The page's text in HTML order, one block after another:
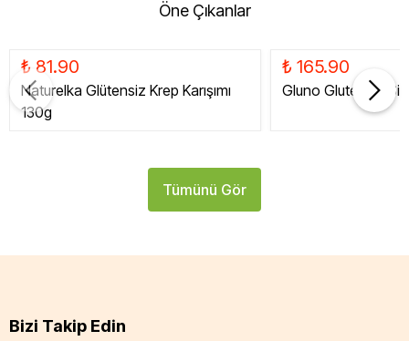
Öne Çıkanlar
₺ 81.90
Naturelka Glütensiz Krep Karışımı
130g
₺ 165.90
Gluno Glutensiz
Tümünü Gör
Bizi Takip Edin